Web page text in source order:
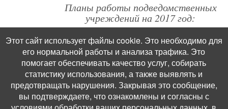
Планы работы подведомственных
учреждений на 2017 год:
план МКУК "КДЦ
"Новолабинский"
план МКУК "Новолабинская
сельская библиотека"
план СЦ "Олимп"
Этот сайт использует файлы cookie. Это необходимо для
его нормальной работы и анализа трафика. Это
помогает обеспечивать качество услуг, собирать
статистику использования, а также выявлять и
предотвращать нарушения. Закрывая это сообщение,
вы подтверждаете, что ознакомлены и согласны с